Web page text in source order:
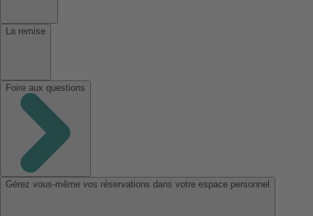
La remise
Foire aux questions
Gérez vous-même vos réservations dans votre espace personnel